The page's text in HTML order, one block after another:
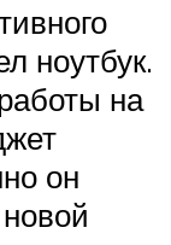
ноутбук.
на
он